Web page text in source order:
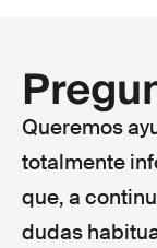
Queremos
totalmente
que, a
dudas